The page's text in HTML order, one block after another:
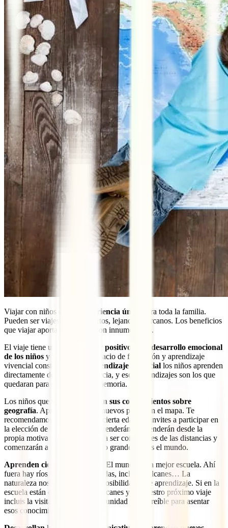
Viajar con niños es una experiencia única
para toda la familia.
Pueden ser viajes largos o cortos, lejanos o cercanos. Los beneficios
que viajar aporta a los niños son innumerables.
El viaje tiene un
impacto muy positivo en el desarrollo emocional
de los niños y favorece un espacio de formación y aprendizaje
vivencial constante. En el
aprendizaje vivencial los niños aprenden
directamente desde la experiencia, y esos aprendizajes son los que
quedaran para siempre en su memoria.
Los niños que viajan
aumentan sus conocimientos sobre
geografía. Aprenden a ubicar nuevos países en el mapa. Te
recomendamos que a partir de cierta edad los invites a participar en
la elección del destino. Te sorprenderán y aprenderán desde la
propia motivación. Empezarán a ser conscientes de las distancias y
comenzarán a darse cuenta de lo grande que es el mundo.
Aprenden ciencias naturales. El mundo es la mejor escuela. Ahí
fuera hay ríos, montañas, cascadas, incluso volcanes… La
naturaleza nos ofrece infinitas posibilidades de aprendizaje. Si en la
escuela están estudiando los volcanes y en vuestro próximo viaje
incluis la visita a uno, qué oportunidad tan increíble para asentar
esos conocimientos, ¿no crees?